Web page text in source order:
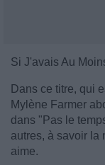
Si J'avais Au
Dans ce titre, qui
Mylène Farmer
dans "Pas le
autres, à savoir la
aime.